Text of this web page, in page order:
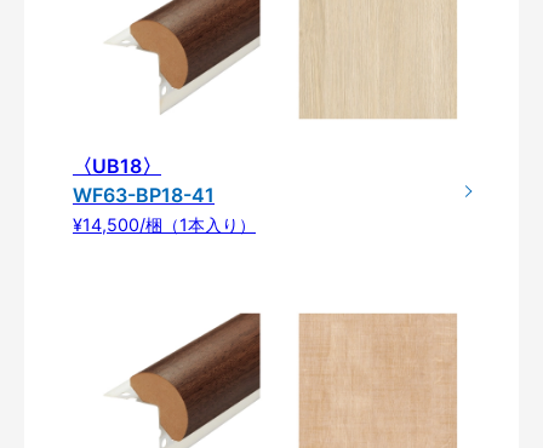
〈UB18〉
WF63-BP18-41
¥14,500/梱（1本入り）